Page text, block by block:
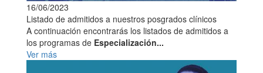
16/06/2023
Listado de admitidos a nuestros posgrados clínicos
A continuación encontrarás los listados de admitidos a
los programas de Especialización...
Ver más